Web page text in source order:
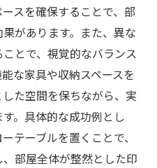
スを確保することで、部
があります。また、異な
とで、視覚的なバランス
な家具や収納スペースを
た空間を保ちながら、実
。具体的な成功例とし
テーブルを置くことで、
部屋全体が整然とした印